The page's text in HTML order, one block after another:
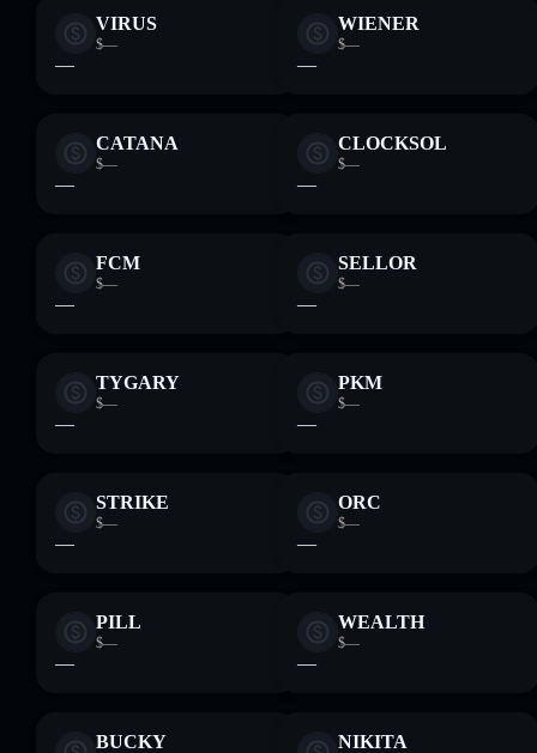
VIRUS
$—
—
WIENER
$—
—
CATANA
$—
—
CLOCKSOL
$—
—
FCM
$—
—
SELLOR
$—
—
TYGARY
$—
—
PKM
$—
—
STRIKE
$—
—
ORC
$—
—
PILL
$—
—
WEALTH
$—
—
BUCKY NIKITA